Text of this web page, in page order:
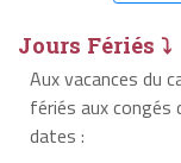
Jours Fériés ⤵
Aux vacances du
fériés aux congés
dates :